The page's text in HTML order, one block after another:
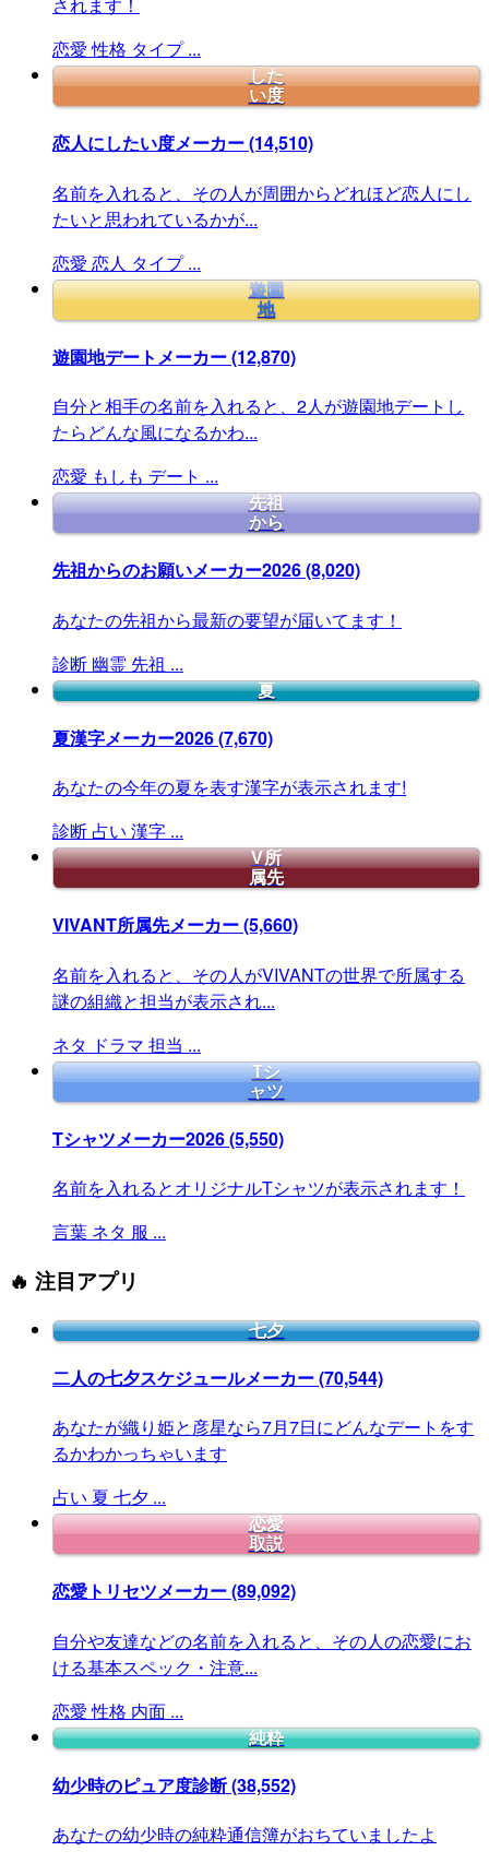
恋愛 性格 タイプ ...
した
い度
恋人にしたい度メーカー(14,510)
名前を入れると、その人が周囲からどれほど恋人にし
たいと思われているかが...
恋愛 恋人 タイプ ...
遊園
地
遊園地デートメーカー(12,870)
自分と相手の名前を入れると、2人が遊園地デートし
たらどんな風になるかわ...
恋愛 もしも デート ...
先祖
から
先祖からのお願いメーカー2026(8,020)
あなたの先祖から最新の要望が届いてます！
診断 幽霊 先祖 ...
夏
夏漢字メーカー2026(7,670)
あなたの今年の夏を表す漢字が表示されます!
診断 占い 漢字 ...
V所
属先
VIVANT所属先メーカー(5,660)
名前を入れると、その人がVIVANTの世界で所属する
謎の組織と担当が表示され...
ネタ ドラマ 担当 ...
Tシ
ャツ
Tシャツメーカー2026(5,550)
名前を入れるとオリジナルTシャツが表示されます！
言葉 ネタ 服 ...
🔥 注目アプリ
七夕
二人の七夕スケジュールメーカー(70,544)
あなたが織り姫と彦星なら7月7日にどんなデートをす
るかわかっちゃいます
占い 夏 七夕 ...
恋愛
取説
恋愛トリセツメーカー(89,092)
自分や友達などの名前を入れると、その人の恋愛にお
ける基本スペック・注意...
恋愛 性格 内面 ...
純粋
幼少時のピュア度診断(38,552)
あなたの幼少時の純粋通信簿がおちていましたよ